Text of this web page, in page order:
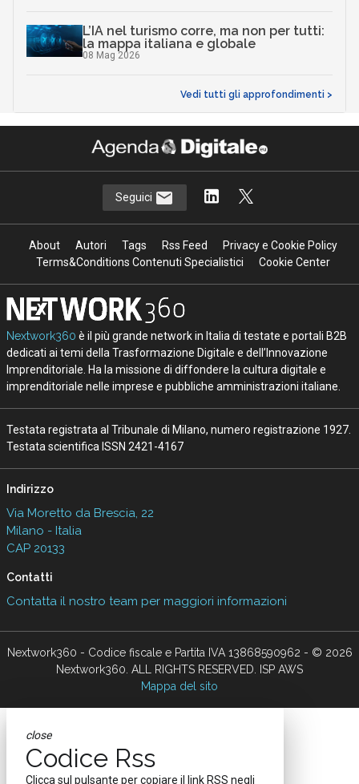
L’IA nel turismo corre, ma non per tutti:
la mappa italiana e globale
08 Mag 2026
Vedi tutti gli approfondimenti >
Seguici
About Autori Tags Rss Feed
Privacy e Cookie Policy
Terms&Conditions Contenuti Specialistici
Cookie Center
Nextwork360 è il più grande network in Italia di testate e portali B2B
dedicati ai temi della Trasformazione Digitale e dell’Innovazione
Imprenditoriale. Ha la missione di diffondere la cultura digitale e
imprenditoriale nelle imprese e pubbliche amministrazioni italiane.
Testata registrata al Tribunale di Milano, numero registrazione 1927.
Testata scientifica ISSN 2421-4167
Indirizzo
Via Moretto da Brescia, 22
Milano - Italia
CAP 20133
Contatti
Contatta il nostro team per maggiori informazioni
Nextwork360 - Codice fiscale e Partita IVA 13868590962 - © 2026
Nextwork360. ALL RIGHTS RESERVED. ISP AWS
Mappa del sito
close
Codice Rss
Clicca sul pulsante per copiare il link RSS negli